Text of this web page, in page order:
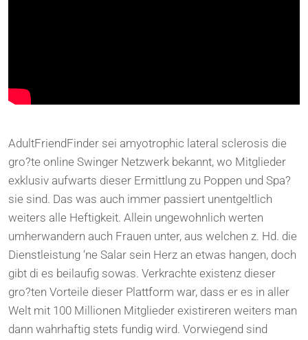
AdultFriendFinder sei amyotrophic lateral sclerosis die
gro?te online Swinger Netzwerk bekannt, wo Mitglieder
exklusiv aufwarts dieser Ermittlung zu Poppen und Spa?
sie sind. Das was auch immer passiert unentgeltlich
weiters alle Heftigkeit. Allein ungewohnlich werten
umherwandern auch Frauen unter, aus welchen z. Hd. die
Dienstleistung ‘ne Salar sein Herz an etwas hangen, doch
gibt di es beilaufig sowas. Verkrachte existenz dieser
gro?ten Vorteile dieser Plattform war, dass er es in aller
Welt mit 100 Millionen Mitglieder existireren weiters man
dann wahrhaftig stets fundig wird. Vorwiegend sind